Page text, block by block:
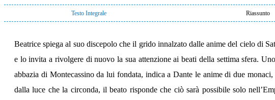
Testo Integrale Riassunto
Beatrice spiega al suo discepolo che il grido innalzato dalle anime del cielo di
e lo invita a rivolgere di nuovo la sua attenzione ai beati della settima sfera.
abbazia di Montecassino da lui fondata, indica a Dante le anime di due
dalla luce che la circonda, il beato risponde che ciò sarà possibile solo